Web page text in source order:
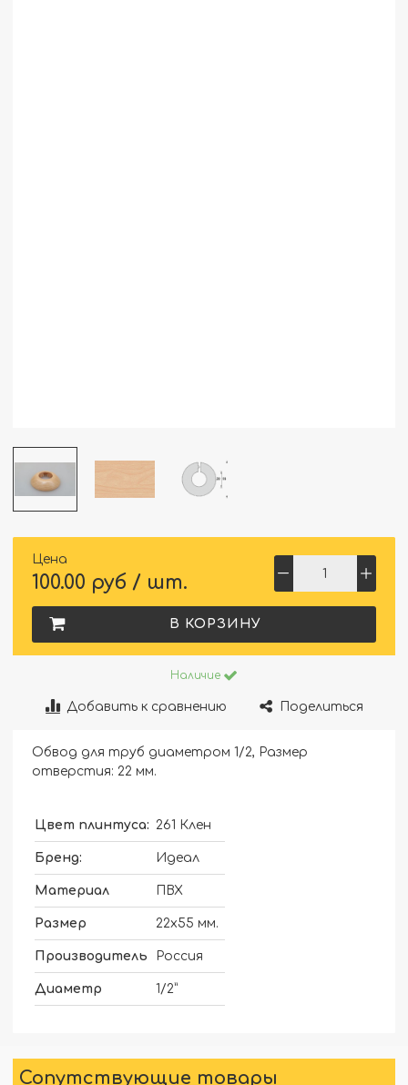
Цена
100.00 руб / шт.
В КОРЗИНУ
Наличие
Добавить к сравнению Поделиться
Обвод для труб диаметром 1/2, Размер
отверстия: 22 мм.
Цвет плинтуса: 261 Клен
Бренд: Идеал
Материал ПВХ
Размер 22х55 мм.
Производитель Россия
Диаметр 1/2”
Сопутствующие товары